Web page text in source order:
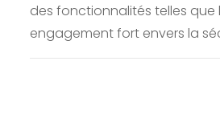
des fonctionnalités telles
engagement fort envers la